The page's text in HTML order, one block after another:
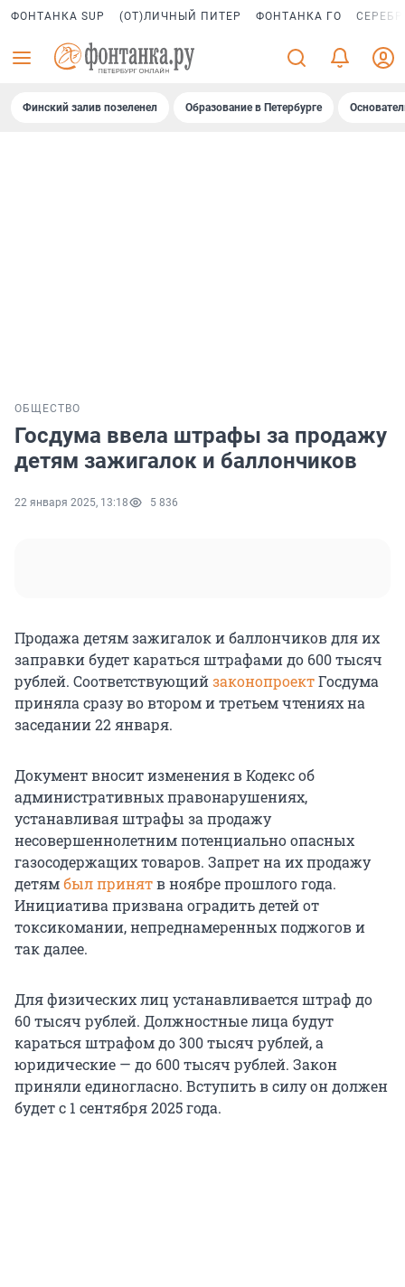
ФОНТАНКА SUP (ОТ)ЛИЧНЫЙ ПИТЕР ФОНТАНКА ГО
Финский залив позеленел Образование в Петербурге
ОБЩЕСТВО
Госдума ввела штрафы за продажу
детям зажигалок и баллончиков
22 января 2025, 13:18 5 836
Продажа детям зажигалок и баллончиков для их
заправки будет караться штрафами до 600 тысяч
рублей. СоответствующийзаконопроектГосдума
приняла сразу во втором и третьем чтениях на
заседании 22 января.
Документ вносит изменения в Кодекс об
административных правонарушениях,
устанавливая штрафы за продажу
несовершеннолетним потенциально опасных
газосодержащих товаров. Запрет на их продажу
детямбыл принятв ноябре прошлого года.
Инициатива призвана оградить детей от
токсикомании, непреднамеренных поджогов и
так далее.
Для физических лиц устанавливается штраф до
60 тысяч рублей. Должностные лица будут
караться штрафом до 300 тысяч рублей, а
юридические — до 600 тысяч рублей. Закон
приняли единогласно. Вступить в силу он должен
будет с 1 сентября 2025 года.